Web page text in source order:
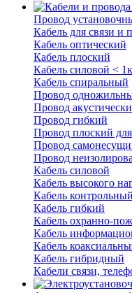
Провод
Кабель для связи и
Кабель оптический
Кабель плоский
Кабель силовой <
Кабель спиральный
Провод
Провод
Провод гибкий
Провод плоский
Провод
Провод
Кабель силовой
Кабель высокого
Кабель контрольный
Кабель гибкий
Кабель охранно-
Кабель
Кабель
Кабель гибридный
Кабели связи,